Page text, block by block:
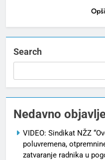
Search
Nedavno
VIDEO: Sindikat NŽZ
poluvremena,
zatvaranje radnika u